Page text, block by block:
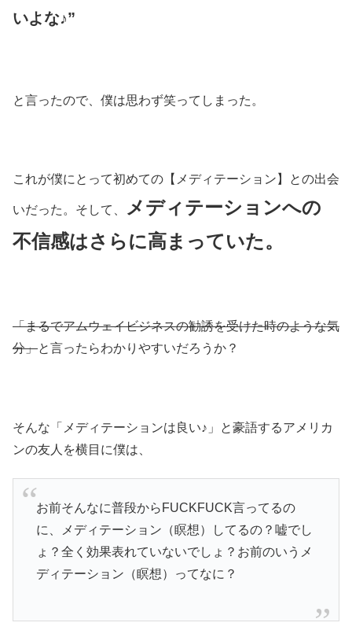
いよな♪”
と言ったので、僕は思わず笑ってしまった。
これが僕にとって初めての【メディテーション】との出会
いだった。そして、
メディテーションへの
不信感はさらに高まっていた。
「まるでアムウェイビジネスの勧誘を受けた時のような気
分」と言ったらわかりやすいだろうか？
そんな「メディテーションは良い♪」と豪語するアメリカ
ンの友人を横目に僕は、
お前そんなに普段からFUCKFUCK言ってるの
に、メディテーション（瞑想）してるの？嘘でし
ょ？全く効果表れていないでしょ？お前のいうメ
ディテーション（瞑想）ってなに？